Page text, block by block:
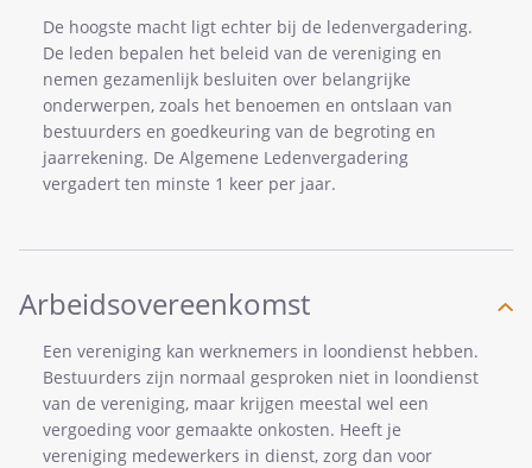
De hoogste macht ligt echter bij de ledenvergadering.
De leden bepalen het beleid van de vereniging en
nemen gezamenlijk besluiten over belangrijke
onderwerpen, zoals het benoemen en ontslaan van
bestuurders en goedkeuring van de begroting en
jaarrekening. De Algemene Ledenvergadering
vergadert ten minste 1 keer per jaar.
Arbeidsovereenkomst
Een vereniging kan werknemers in loondienst hebben.
Bestuurders zijn normaal gesproken niet in loondienst
van de vereniging, maar krijgen meestal wel een
vergoeding voor gemaakte onkosten. Heeft je
vereniging medewerkers in dienst, zorg dan voor